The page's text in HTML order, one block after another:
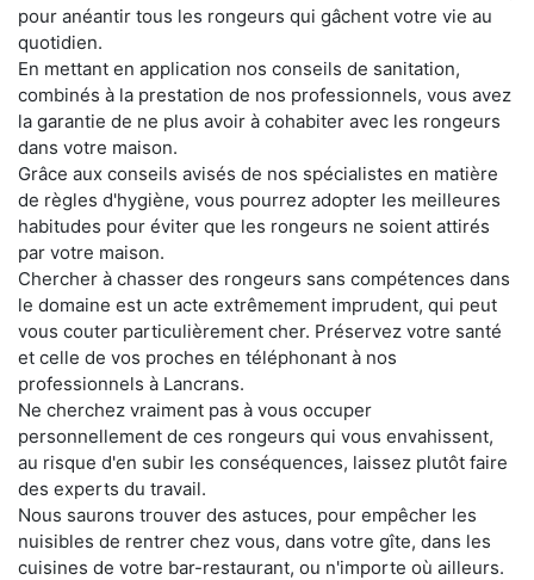
pour anéantir tous les rongeurs qui gâchent votre vie au
quotidien.
En mettant en application nos conseils de sanitation,
combinés à la prestation de nos professionnels, vous avez
la garantie de ne plus avoir à cohabiter avec les rongeurs
dans votre maison.
Grâce aux conseils avisés de nos spécialistes en matière
de règles d'hygiène, vous pourrez adopter les meilleures
habitudes pour éviter que les rongeurs ne soient attirés
par votre maison.
Chercher à chasser des rongeurs sans compétences dans
le domaine est un acte extrêmement imprudent, qui peut
vous couter particulièrement cher. Préservez votre santé
et celle de vos proches en téléphonant à nos
professionnels à Lancrans.
Ne cherchez vraiment pas à vous occuper
personnellement de ces rongeurs qui vous envahissent,
au risque d'en subir les conséquences, laissez plutôt faire
des experts du travail.
Nous saurons trouver des astuces, pour empêcher les
nuisibles de rentrer chez vous, dans votre gîte, dans les
cuisines de votre bar-restaurant, ou n'importe où ailleurs.